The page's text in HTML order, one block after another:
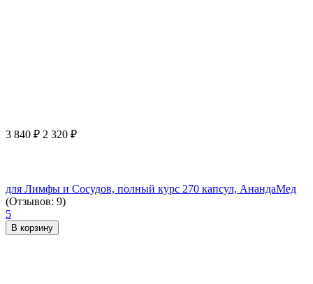
3 840 ₽ 2 320 ₽
для Лимфы и Сосудов, полный курс 270 капсул, АнандаМед
(Отзывов: 9)
5
В корзину